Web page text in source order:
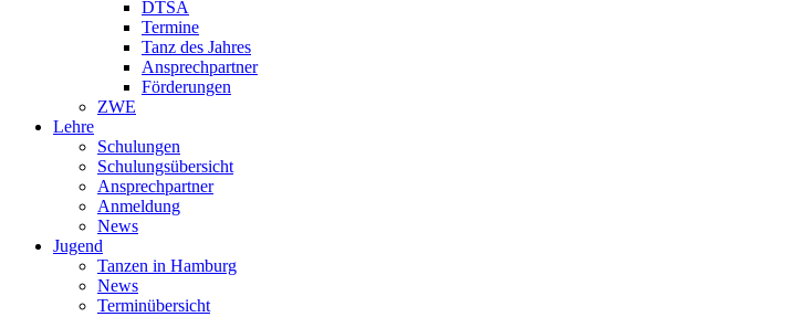
DTSA
Termine
Tanz des Jahres
Ansprechpartner
Förderungen
ZWE
Lehre
Schulungen
Schulungsübersicht
Ansprechpartner
Anmeldung
News
Jugend
Tanzen in Hamburg
News
Terminübersicht